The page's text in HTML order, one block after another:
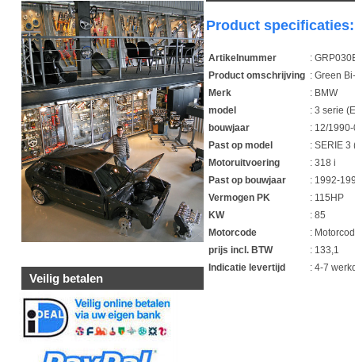
Veilig betalen
Product specificaties:
Artikelnummer
:
Product omschrijving : Green
Merk
: BMW
model
: 3 serie
bouwjaar
: 12/
Past op model
: SERIE 3
Motoruitvoering
: 318 i
Past op bouwjaar
: 1992-
Vermogen PK
: 115HP
KW
: 85
Motorcode
:
prijs incl. BTW
: 133,1
Indicatie levertijd
: 4-7